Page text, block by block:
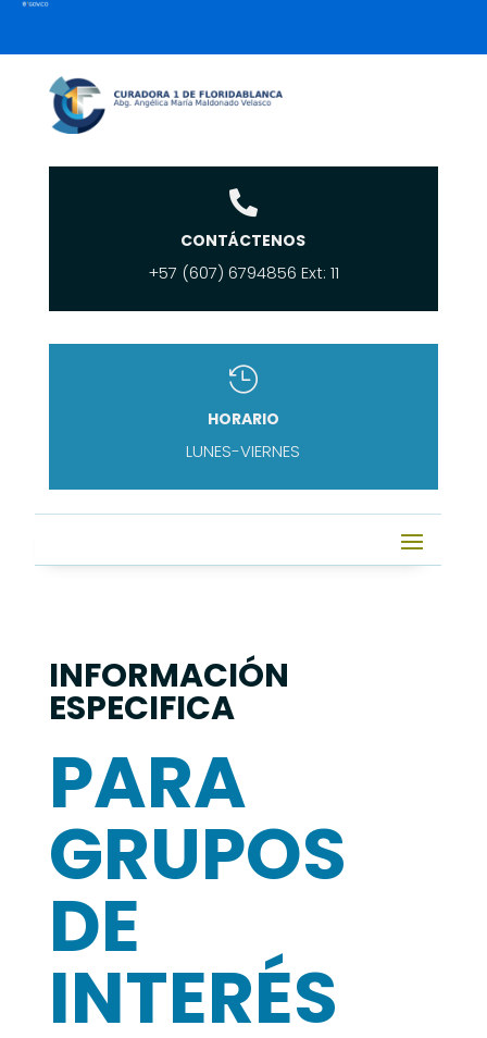

CONTÁCTENOS
+57 (607) 6794856 Ext: 11

HORARIO
LUNES-VIERNES
INFORMACIÓN
ESPECIFICA
PARA
GRUPOS
DE
INTERÉS